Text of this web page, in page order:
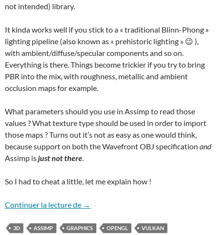
not intended) library.
It kinda works well if you stick to a « traditional Blinn-Phong »
lighting pipeline (also known as « prehistoric lighting » 😉 ),
with ambient/diffuse/specular components and so on.
Everything is there. Things become trickier if you try to bring
PBR into the mix, with roughness, metallic and ambient
occlusion maps for example.
What parameters should you use in Assimp to read those
values ? What texture type should be used in order to import
those maps ? Turns out it’s not as easy as one would think,
because support on both the Wavefront OBJ specification and
Assimp isjust not there.
So I had to cheat a little, let me explain how !
Continuer la lecture de Coercing Assimp into reading OBJ PBR
→
3D ASSIMP GRAPHICS OPENGL VULKAN